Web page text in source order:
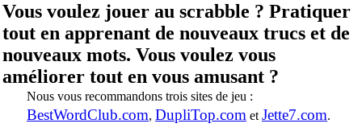
Vous voulez jouer au scrabble ? Pratiquer
tout en apprenant de nouveaux trucs et de
nouveaux mots. Vous voulez vous
améliorer tout en vous amusant ?
Nous vous recommandons trois sites de jeu :
BestWordClub.com, DupliTop.com et Jette7.com.